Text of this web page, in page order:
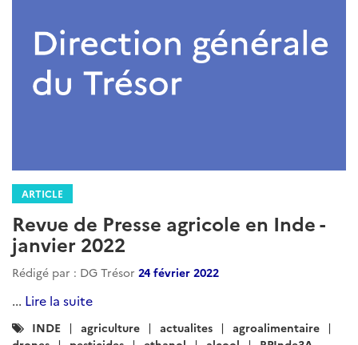
ARTICLE
Brèves Agricoles Inde - Asie du Sud
Rédigé par : DG Trésor 11 novembre 2024
Octobre 2024...
RPInde3A Agriculture
Brevesagricoles
Actualites